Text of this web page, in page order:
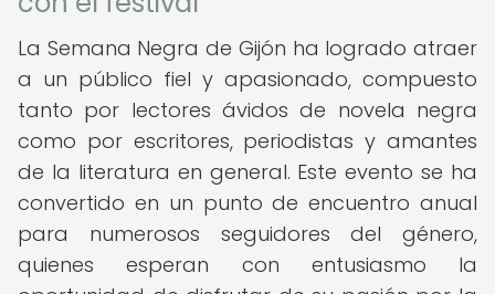
La Semana Negra de Gijón ha logrado atraer
a un público fiel y apasionado, compuesto
tanto por lectores ávidos de novela negra
como por escritores, periodistas y amantes
de la literatura en general. Este evento se ha
convertido en un punto de encuentro anual
para numerosos seguidores del género,
quienes esperan con entusiasmo la